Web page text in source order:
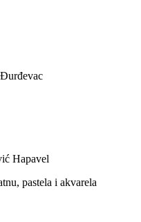
Hapavel
pastela i akvarela